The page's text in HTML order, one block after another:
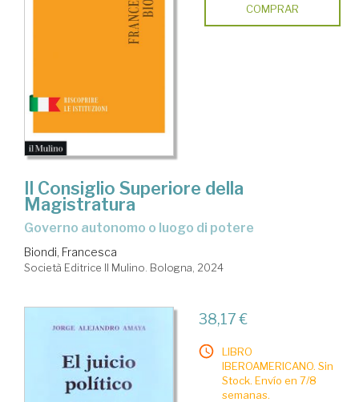
COMPRAR
Il Consiglio Superiore della
Magistratura
Governo autonomo o luogo di potere
Biondi, Francesca
Società Editrice Il Mulino. Bologna, 2024
38,17 €
LIBRO
IBEROAMERICANO. Sin
Stock. Envío en 7/8
semanas.